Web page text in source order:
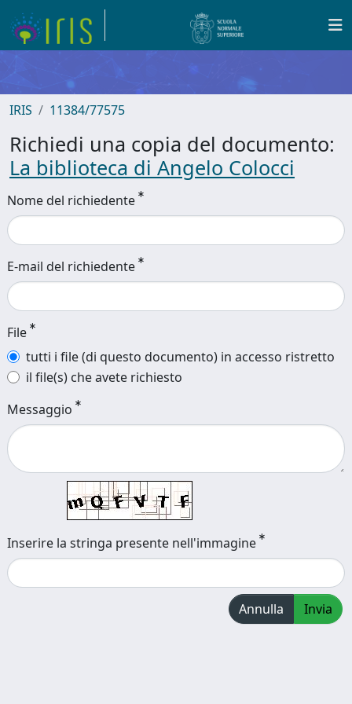
IRIS 11384/77575
Richiedi una copia del documento:
La biblioteca di Angelo Colocci
Nome del richiedente
E-mail del richiedente
File
tutti i file (di questo documento) in accesso ristretto
il file(s) che avete richiesto
Messaggio
Inserire la stringa presente nell'immagine
Annulla Invia